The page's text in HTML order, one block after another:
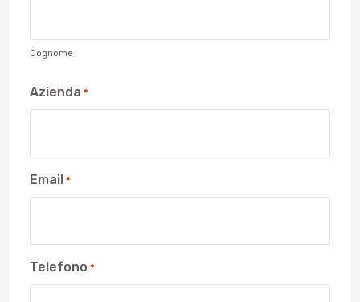
Cognome
Azienda *
Email *
Telefono *